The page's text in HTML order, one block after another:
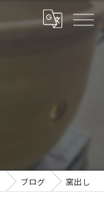
ブログ 窯出し